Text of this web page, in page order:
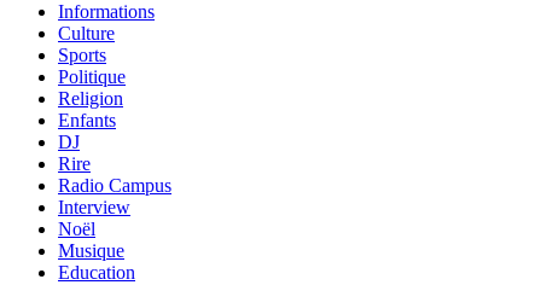
Informations
Culture
Sports
Politique
Religion
Enfants
DJ
Rire
Radio Campus
Interview
Noël
Musique
Education